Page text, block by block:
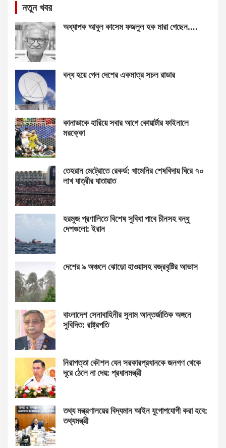
নতুন খবর
অধ্যাপক আবুল কাসেম ফজলুল হক মারা গেছেন….
বন্ধ হয়ে গেল দেশের একমাত্র সচল রাডার
কানাডাকে হারিয়ে সবার আগে কোয়ার্টার ফাইনালে
মরক্কো
তেহরান মেট্রোতে রেকর্ড: খামেনির শেষবিদায় ঘিরে ৭০
লাখ যাত্রীর যাতায়াত
হরমুজ প্রণালিতে বিশেষ সুবিধা পাবে চীনসহ বন্ধু
দেশগুলো: ইরান
দেশের ৯ অঞ্চলে ঝোড়ো হাওয়াসহ বজ্রবৃষ্টির আভাস
বাংলাদেশ সেনাবাহিনীর সুনাম আন্তর্জাতিক অঙ্গনে
সুবিদিত: রাষ্ট্রপতি
নিরাপত্তা কৌশল যেন সরকারপ্রধানকে জনগণ থেকে
দূরে ঠেলে না দেয়: প্রধানমন্ত্রী
তথ্য মন্ত্রণালয়ের বিদ্যমান আইন যুগোপযোগী করা হবে:
তথ্যমন্ত্রী